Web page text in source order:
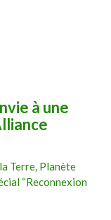
à une
Terre, Planète
“Reconnexion